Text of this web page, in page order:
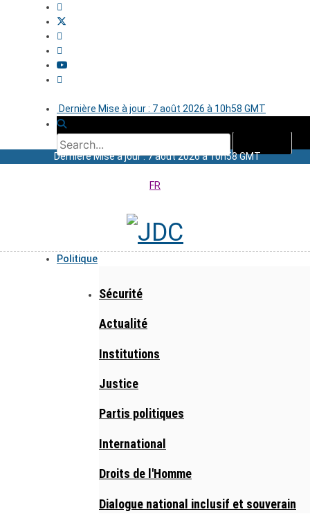
Dernière Mise à jour : 7 août 2026 à 10h58 GMT
Dernière Mise à jour : 7 août 2026 à 10h58 GMT
FR
Politique
Sécurité
Actualité
Institutions
Justice
Partis politiques
International
Droits de l'Homme
Dialogue national inclusif et souverain